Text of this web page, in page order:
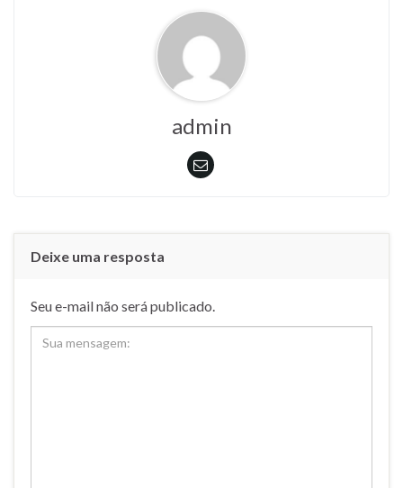
admin
Deixe uma resposta
Seu e-mail não será publicado.